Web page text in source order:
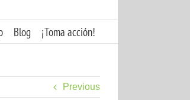
Blog ¡Toma acción!
Previous